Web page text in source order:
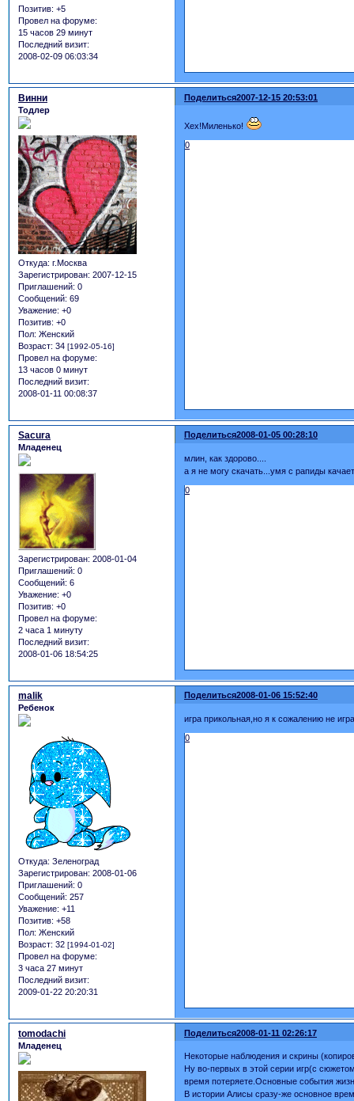
Позитив: +5
Провел на форуме:
15 часов 29 минут
Последний визит:
2008-02-09 06:03:34
Поделиться2007-12-15 20:53:01
Винни
Тодлер
Откуда: г.Москва
Зарегистрирован: 2007-12-15
Приглашений: 0
Сообщений: 69
Уважение: +0
Позитив: +0
Пол: Женский
Возраст: 34 [1992-05-16]
Провел на форуме:
13 часов 0 минут
Последний визит:
2008-01-11 00:08:37
Хех!Миленько!
0
Поделиться2008-01-05 00:28:10
Sacura
Младенец
Зарегистрирован: 2008-01-04
Приглашений: 0
Сообщений: 6
Уважение: +0
Позитив: +0
Провел на форуме:
2 часа 1 минуту
Последний визит:
2008-01-06 18:54:25
млин, как здорово....
а я не могу скачать...умя с рапиды
0
Поделиться2008-01-06 15:52:40
malik
Ребенок
Откуда: Зеленоград
Зарегистрирован: 2008-01-06
Приглашений: 0
Сообщений: 257
Уважение: +11
Позитив: +58
Пол: Женский
Возраст: 32 [1994-01-02]
Провел на форуме:
3 часа 27 минут
Последний визит:
2009-01-22 20:20:31
игра прикольная,но я к сожалению не
0
Поделиться2008-01-11 02:26:17
tomodachi
Младенец
Некоторые наблюдения и скрины
Ну во-первых в этой серии игр(с
время потеряете.Основные события
В истории Алисы сразу-же основное